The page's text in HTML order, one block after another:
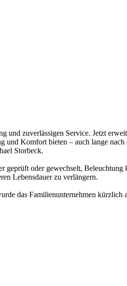
zuverlässigen Service. Jetzt
Komfort bieten – auch lange
Storbeck.
oder gewechselt,
Lebensdauer zu verlängern.
das Familienunternehmen